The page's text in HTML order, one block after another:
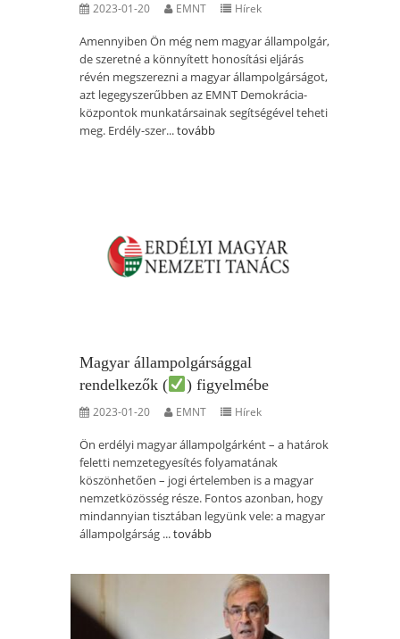
2023-01-20 EMNT Hírek
Amennyiben Ön még nem magyar állampolgár,
de szeretné a könnyített honosítási eljárás
révén megszerezni a magyar állampolgárságot,
azt legegyszerűbben az EMNT Demokrácia-
központok munkatársainak segítségével teheti
meg. Erdély-szer...tovább
Magyar állampolgársággal
rendelkezők (
) figyelmébe
2023-01-20 EMNT Hírek
Ön erdélyi magyar állampolgárként – a határok
feletti nemzetegyesítés folyamatának
köszönhetően – jogi értelemben is a magyar
nemzetközösség része. Fontos azonban, hogy
mindannyian tisztában legyünk vele: a magyar
állampolgárság ...tovább